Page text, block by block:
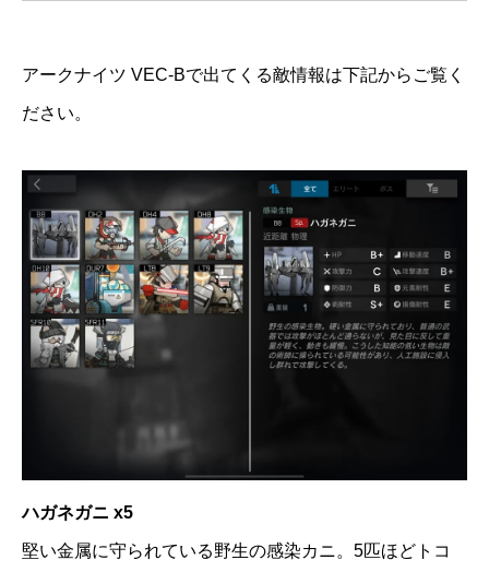
アークナイツ VEC-Bで出てくる敵情報は下記からご覧く
ださい。
ハガネガニ x5
堅い金属に守られている野生の感染カニ。5匹ほどトコ